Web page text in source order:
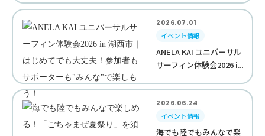
2026.07.01
イベント情報
ANELA KAI ユニバーサル
サーフィン体験会2026 i...
2026.06.24
イベント情報
海でも陸でもみんなで楽